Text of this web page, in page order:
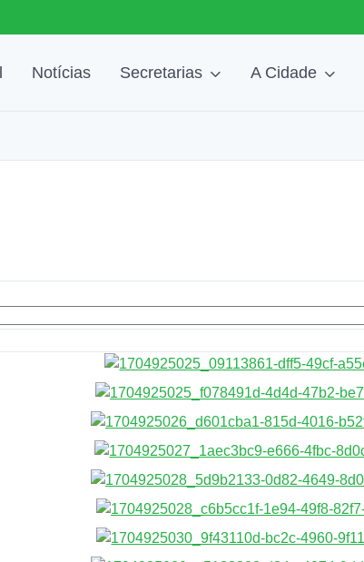
Notícias Secretarias A Cidade